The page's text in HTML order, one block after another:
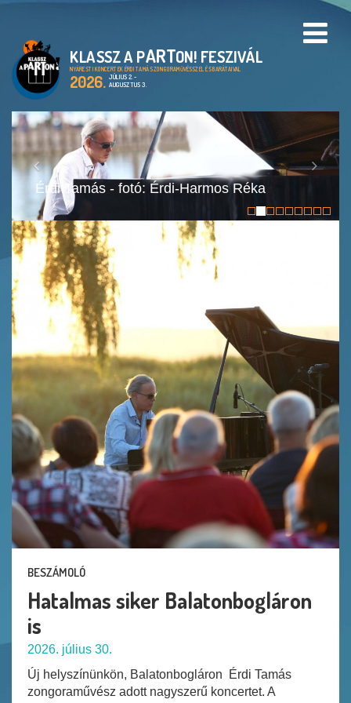
KLASSZ A PARTON! FESZIVÁL
NYÁRESTI KONCERTEK ÉRDI TAMÁS ZONGORAMŰVÉSSZEL ÉS BARÁTAIVAL
2026. JÚLIUS 2. -
AUGUSZTUS 3.
Érdi Tamás - fotó: Érdi-Harmos Réka
BESZÁMOLÓ
Hatalmas siker Balatonbogláron
is
2026. július 30.
Új helyszínünkön, Balatonbogláron Érdi Tamás
zongoraművész adott nagyszerű koncertet. A
PROGRAMOK
A KLASSZ A PARTON!
FESZTIVÁL
CIMBORA ALAPÍTVÁNY
ARCHIVUM
GALÉRIA
EN